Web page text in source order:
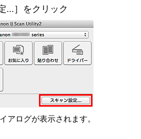
...］をクリック
アログが表示されます。